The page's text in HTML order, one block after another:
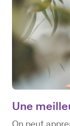
Une
On peut